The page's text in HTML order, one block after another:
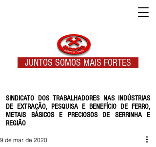
SINDICATO DOS TRABALHADORES NAS INDÚSTRIAS
DE EXTRAÇÃO, PESQUISA E BENEFÍCIO DE FERRO,
METAIS BÁSICOS E PRECIOSOS DE SERRINHA E
REGIÃO
JUNTOS SOMOS MAIS FORTES
9 de mar. de 2020